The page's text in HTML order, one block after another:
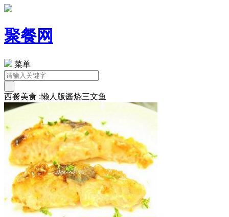
聚餐网
菜单
西餐美食 :懒人版酱烧三文鱼